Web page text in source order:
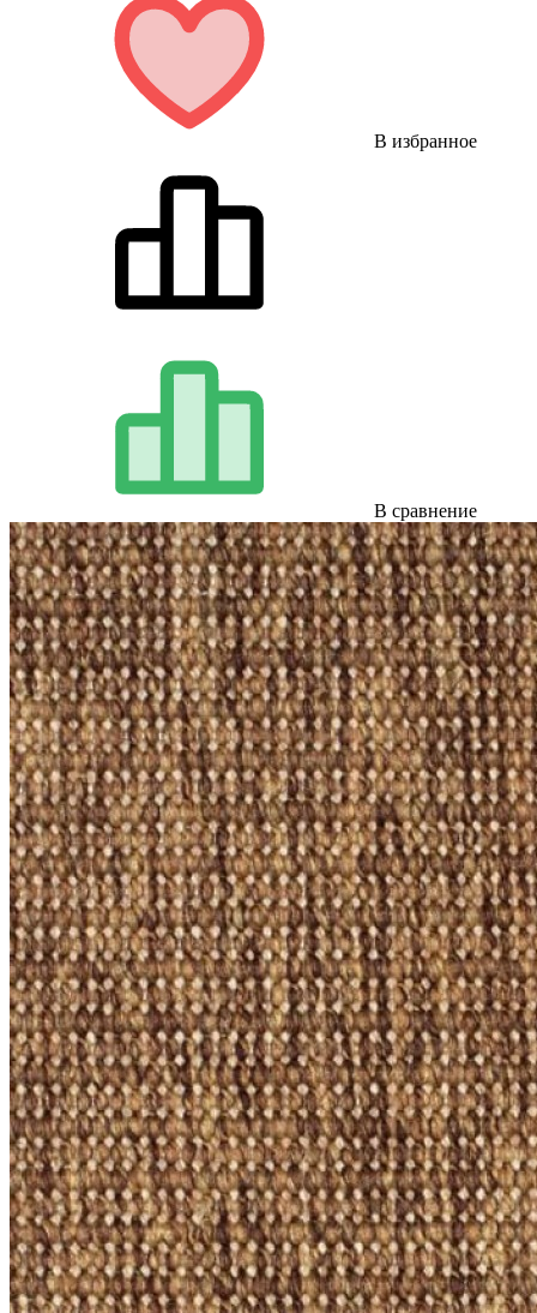
В избранное
В сравнение